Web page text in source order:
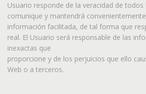
Usuario responde de la veracidad de
comunique y mantendrá
información facilitada, de tal forma que
real. El Usuario será responsable de las
inexactas que
proporcione y de los perjuicios que ello
Web o a terceros.